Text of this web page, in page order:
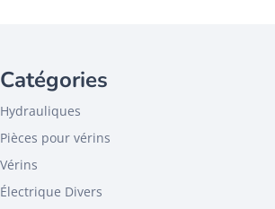
Vérins de rétraction
Vérins mémoire
Vérins, divers
Catégories
Hydrauliques
Pièces pour vérins
Vérins
Électrique Divers